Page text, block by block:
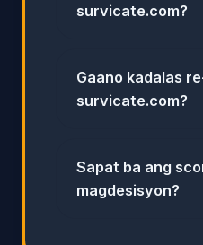
survicate.com?
Gaano kadalas
survicate.com?
Sapat ba ang
magdesisyon?